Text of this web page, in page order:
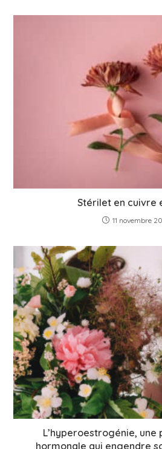
Stérilet en cuivre
11 novembre
L’hyperoestrogénie,
hormonale qui engendre